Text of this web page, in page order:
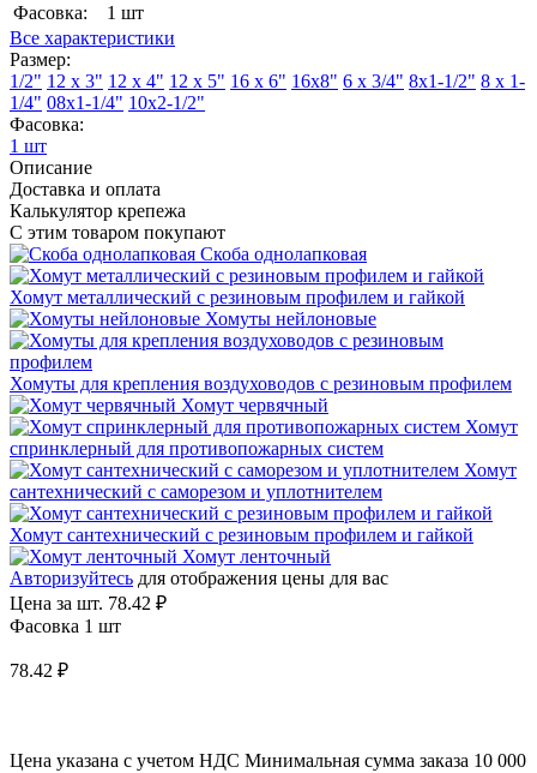
Фасовка:
1 шт
Все характеристики
Размер:
1/2" 12 х 3" 12 х 4" 12 х 5" 16 х 6" 16х8" 6 х 3/4" 8х1-1/2" 8 х 1-
1/4" 08х1-1/4" 10х2-1/2"
Фасовка:
1 шт
Описание
Доставка и оплата
Калькулятор крепежа
С этим товаром покупают
Скоба однолапковая
Хомут металлический с резиновым профилем и гайкой
Хомуты нейлоновые
Хомуты для крепления воздуховодов с резиновым профилем
Хомут червячный
Хомут
спринклерный для противопожарных систем
Хомут
сантехнический с саморезом и уплотнителем
Хомут сантехнический с резиновым профилем и гайкой
Хомут ленточный
Авторизуйтесь для отображения цены для вас
Цена за шт. 78.42 ₽
Фасовка 1 шт
78.42 ₽
Цена указана с учетом НДС Минимальная сумма заказа 10 000